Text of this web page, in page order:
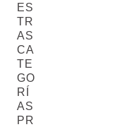
ES
TR
AS
CA
TE
GO
RÍ
AS
PR